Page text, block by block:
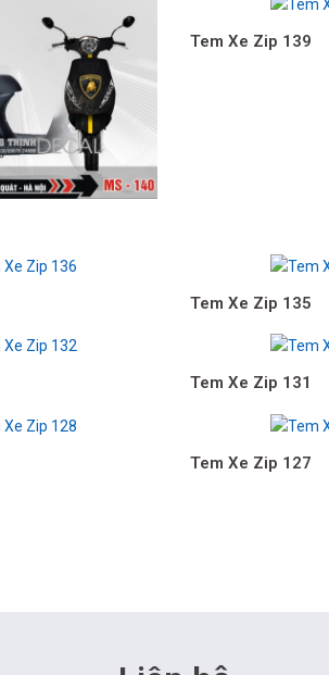
Tem Xe Zip 139
Tem Xe Zip 135
Tem Xe Zip 131
Tem Xe Zip 127